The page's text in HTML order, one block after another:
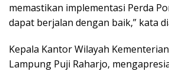
memastikan implementasi Perda
dapat berjalan dengan baik,” kata
Kepala Kantor Wilayah
Lampung Puji Raharjo,